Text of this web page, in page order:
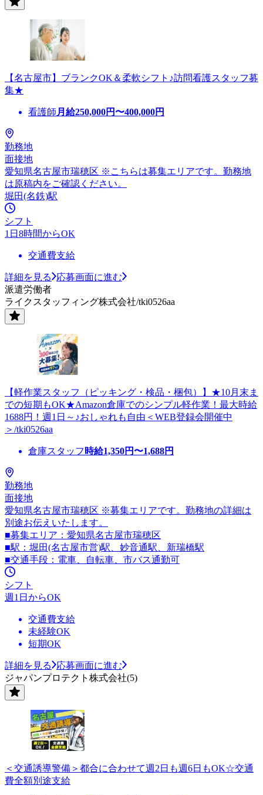
【名古屋市】ブランクOK＆柔軟シフト♪訪問看護スタッフ募
集★
看護師 月給250,000円〜400,000円
勤務地
面接地
愛知県名古屋市瑞穂区 ※こちらは募集エリアです。勤務地
は原稿内をご確認ください。
堀田(名鉄)駅
シフト
1日8時間からOK
交通費支給
詳細を見る
応募画面に進む
派遣労働者
ライクスタッフィング株式会社/tki0526aa
【軽作業スタッフ（ピッキング・検品・梱包）】★10月末ま
での短期もOK★Amazon倉庫でのシンプル軽作業！最大時給
1688円！週1日～♪おしゃれも自由＜WEB登録会開催中
＞/tki0526aa
倉庫スタッフ 時給1,350円〜1,688円
勤務地
面接地
愛知県名古屋市瑞穂区 ※募集エリアです。勤務地の詳細は
別途お伝えいたします。
■募集エリア：愛知県名古屋市瑞穂区
■駅：堀田(名古屋市営)駅、妙音通駅、新瑞橋駅
■交通手段：電車、自転車、市バス通勤可
シフト
週1日からOK
交通費支給
未経験OK
短期OK
詳細を見る
応募画面に進む
ジャパンプロテクト株式会社(5)
＜交通誘導警備＞都合に合わせて週2日も週6日もOK☆交通
費全額別途支給